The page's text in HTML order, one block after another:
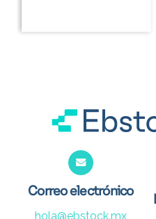
Correo electrónico
hola@ebstock.mx